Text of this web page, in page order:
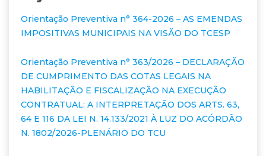
Orientação Preventiva n° 364-2026 – AS EMENDAS
IMPOSITIVAS MUNICIPAIS NA VISÃO DO TCESP
Orientação Preventiva n° 363/2026 – DECLARAÇÃO
DE CUMPRIMENTO DAS COTAS LEGAIS NA
HABILITAÇÃO E FISCALIZAÇÃO NA EXECUÇÃO
CONTRATUAL: A INTERPRETAÇÃO DOS ARTS. 63,
64 E 116 DA LEI N. 14.133/2021 À LUZ DO ACÓRDÃO
N. 1802/2026-PLENÁRIO DO TCU